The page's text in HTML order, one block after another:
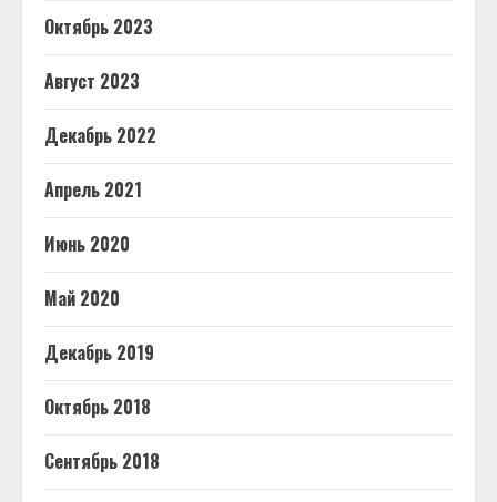
Октябрь 2023
Август 2023
Декабрь 2022
Апрель 2021
Июнь 2020
Май 2020
Декабрь 2019
Октябрь 2018
Сентябрь 2018